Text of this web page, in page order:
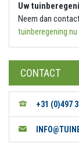
Uw
Neem dan
tuinberegening.nu
CONTACT
+31 (0)497